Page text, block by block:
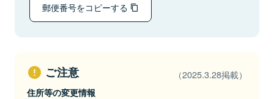
郵便番号をコピーする
ご注意 （2025.3.28掲載）
住所等の変更情報